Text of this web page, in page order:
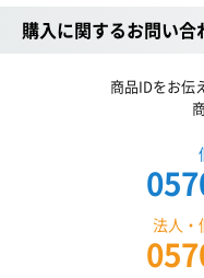
購入に関するお問い合
商品IDをお伝
法人・